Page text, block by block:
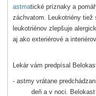
astmatické príznaky a
záchvatom. Leukotriény tiež
leukotriénov zlepšuje
aj ako exteriérové a
Lekár vám predpísal
- astmy vrátane
deň a v noci.